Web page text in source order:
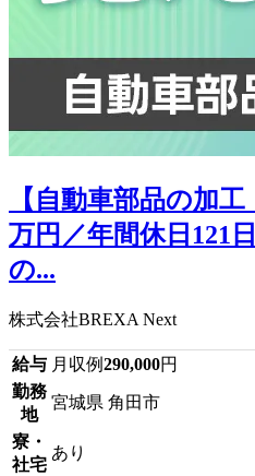
【自動車部品の加
万円／年間休日121
の...
株式会社BREXA Next
給与 月収例290,000円
勤務
地
宮城県 角田市
寮・
社宅
あり